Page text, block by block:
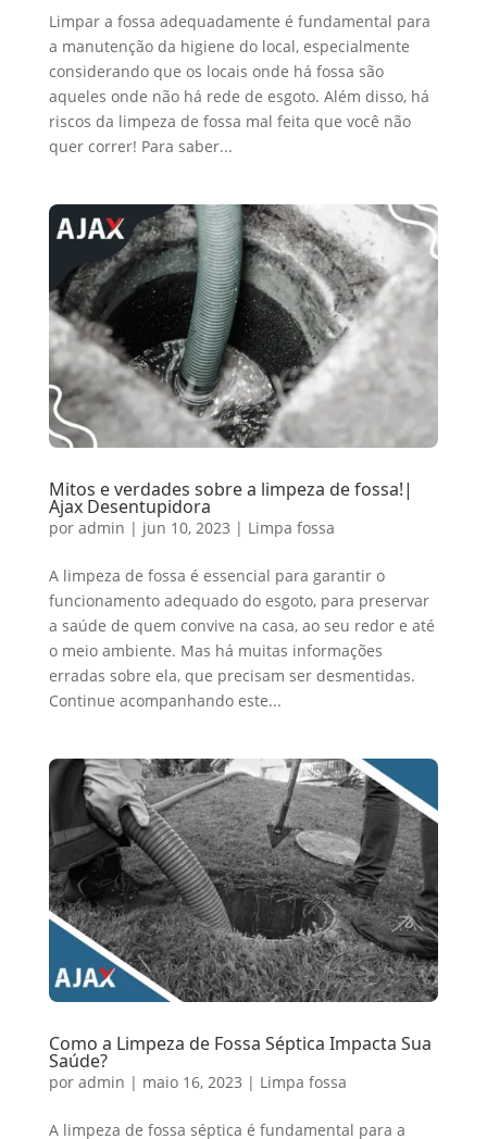
Limpar a fossa adequadamente é fundamental para
a manutenção da higiene do local, especialmente
considerando que os locais onde há fossa são
aqueles onde não há rede de esgoto. Além disso, há
riscos da limpeza de fossa mal feita que você não
quer correr! Para saber...
Mitos e verdades sobre a limpeza de fossa!|
Ajax Desentupidora
por admin | jun 10, 2023 | Limpa fossa
A limpeza de fossa é essencial para garantir o
funcionamento adequado do esgoto, para preservar
a saúde de quem convive na casa, ao seu redor e até
o meio ambiente. Mas há muitas informações
erradas sobre ela, que precisam ser desmentidas.
Continue acompanhando este...
Como a Limpeza de Fossa Séptica Impacta Sua
Saúde?
por admin | maio 16, 2023 | Limpa fossa
A limpeza de fossa séptica é fundamental para a